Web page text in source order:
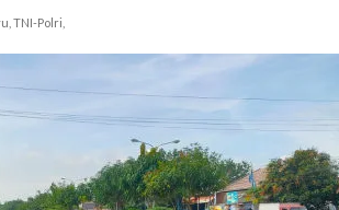
TNI-Polri,